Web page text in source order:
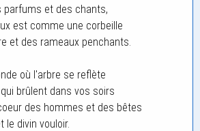
parfums et des chants,
est comme une corbeille
et des rameaux penchants.
où l'arbre se reflète
brûlent dans vos soirs
des hommes et des bêtes
le divin vouloir.